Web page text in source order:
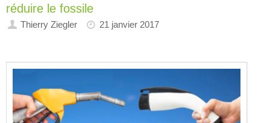
réduire le fossile
Thierry Ziegler 21 janvier 2017